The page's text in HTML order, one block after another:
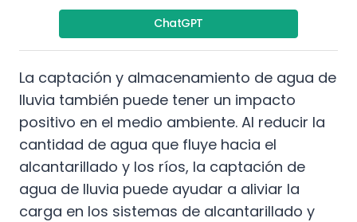
ChatGPT
La captación y almacenamiento de agua de
lluvia también puede tener un impacto
positivo en el medio ambiente. Al reducir la
cantidad de agua que fluye hacia el
alcantarillado y los ríos, la captación de
agua de lluvia puede ayudar a aliviar la
carga en los sistemas de alcantarillado y